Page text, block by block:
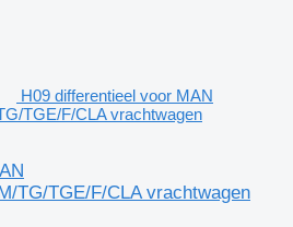
H09 differentieel voor MAN
TGE/F/CLA vrachtwagen
TG/TGE/F/CLA vrachtwagen